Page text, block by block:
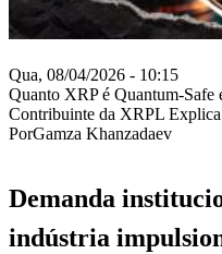
Qua, 08/04/2026 - 10:15
Quanto XRP é Quantum-Safe
Contribuinte da XRPL Explica
PorGamza Khanzadaev
Demanda
indústria